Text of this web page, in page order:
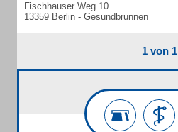
Fischhauser Weg 10
13359 Berlin - Gesundbrunnen
1 von 1